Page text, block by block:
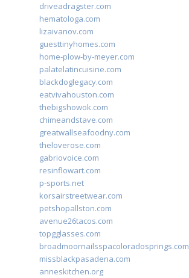
driveadragster.com
hematologa.com
lizaivanov.com
guesttinyhomes.com
home-plow-by-meyer.com
palatelatincuisine.com
blackdoglegacy.com
eatvivahouston.com
thebigshowok.com
chimeandstave.com
greatwallseafoodny.com
theloverose.com
gabriovoice.com
resinflowart.com
p-sports.net
korsairstreetwear.com
petshopallston.com
avenue26tacos.com
topgglasses.com
broadmoornailsspacoloradosprings.com
missblackpasadena.com
anneskitchen.org